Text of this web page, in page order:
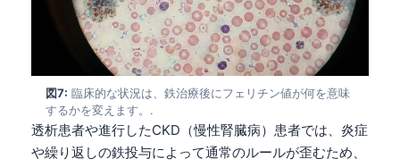
図7: 臨床的な状況は、鉄治療後にフェリチン値が何を意味
するかを変えます。.
透析患者や進行したCKD（慢性腎臓病）患者では、炎症
や繰り返しの鉄投与によって通常のルールが歪むため、
ગુજરાતી
ಕನ್ನಡ
മലയാളം
Bahasa Melayu
Tiếng Việt
Tagalog